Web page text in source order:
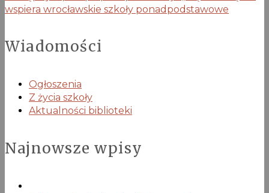
wspiera wrocławskie szkoły ponadpodstawowe
Wiadomości
Ogłoszenia
Z życia szkoły
Aktualności biblioteki
Najnowsze wpisy